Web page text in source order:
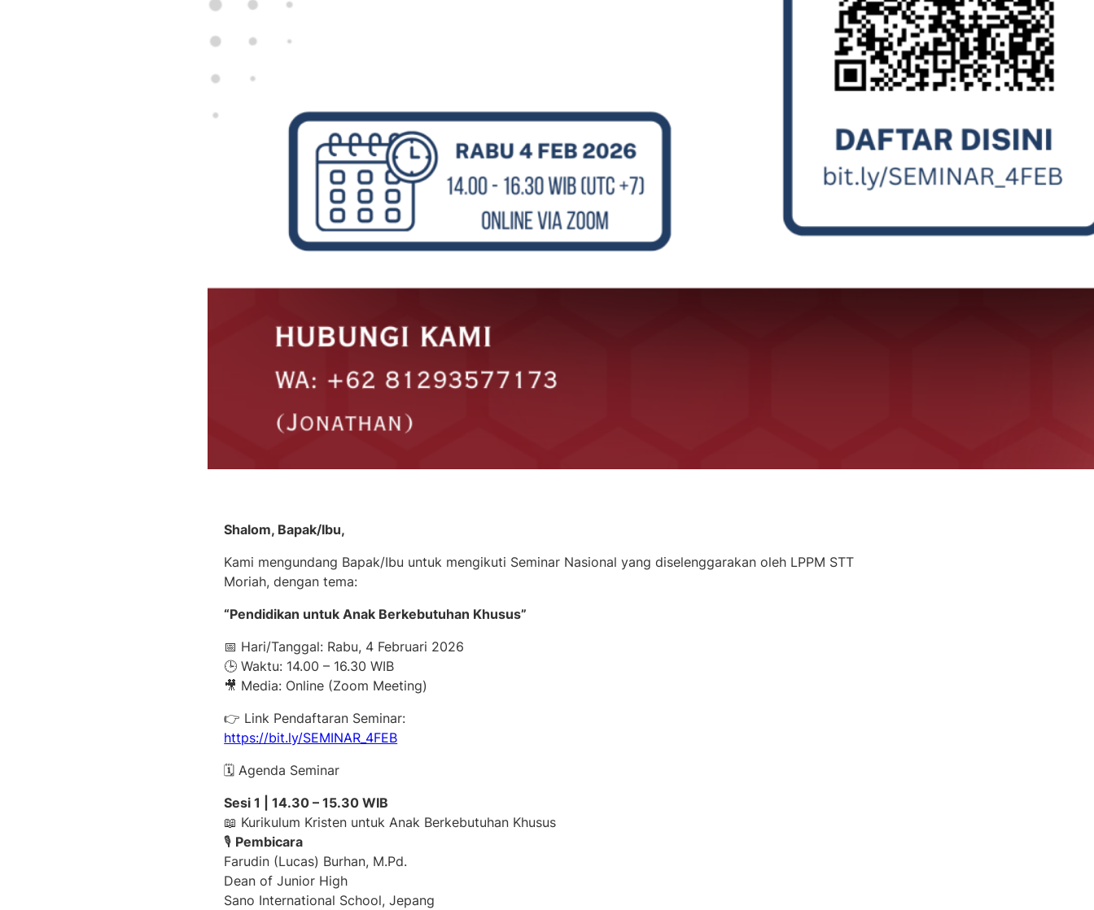
Shalom, Bapak/Ibu,
Kami mengundang Bapak/Ibu untuk mengikuti Seminar Nasional yang diselenggarakan oleh LPPM STT
Moriah, dengan tema:
“Pendidikan untuk Anak Berkebutuhan Khusus”
📅 Hari/Tanggal: Rabu, 4 Februari 2026
🕒 Waktu: 14.00 – 16.30 WIB
🎥 Media: Online (Zoom Meeting)
👉 Link Pendaftaran Seminar:
https://bit.ly/SEMINAR_4FEB
🗓️ Agenda Seminar
Sesi 1 | 14.30 – 15.30 WIB
📖 Kurikulum Kristen untuk Anak Berkebutuhan Khusus
🎙 Pembicara
Farudin (Lucas) Burhan, M.Pd.
Dean of Junior High
Sano International School, Jepang